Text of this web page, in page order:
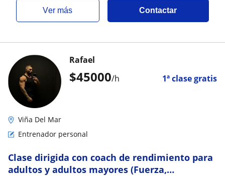
ver más Contactar
$45000/h 1ª clase gratis
Rafael
Viña Del Mar
Entrenador personal
Clase dirigida con coach de rendimiento para
adultos y adultos mayores (Fuerza,